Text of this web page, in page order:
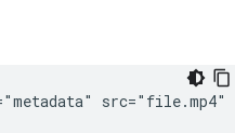
src="file.mp4"